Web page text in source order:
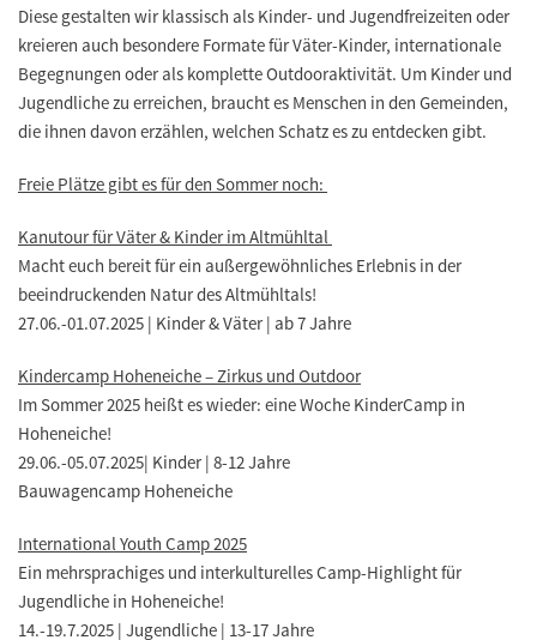
Diese gestalten wir klassisch als Kinder- und Jugendfreizeiten oder
kreieren auch besondere Formate für Väter-Kinder, internationale
Begegnungen oder als komplette Outdooraktivität. Um Kinder und
Jugendliche zu erreichen, braucht es Menschen in den Gemeinden,
die ihnen davon erzählen, welchen Schatz es zu entdecken gibt.
Freie Plätze gibt es für den Sommer noch:
Kanutour für Väter & Kinder im Altmühltal
Macht euch bereit für ein außergewöhnliches Erlebnis in der
beeindruckenden Natur des Altmühltals!
27.06.-01.07.2025 | Kinder & Väter | ab 7 Jahre
Kindercamp Hoheneiche – Zirkus und Outdoor
Im Sommer 2025 heißt es wieder: eine Woche KinderCamp in
Hoheneiche!
29.06.-05.07.2025| Kinder | 8-12 Jahre
Bauwagencamp Hoheneiche
International Youth Camp 2025
Ein mehrsprachiges und interkulturelles Camp-Highlight für
Jugendliche in Hoheneiche!
14.-19.7.2025 | Jugendliche | 13-17 Jahre